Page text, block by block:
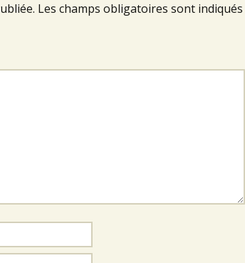
Les champs obligatoires sont indiqués